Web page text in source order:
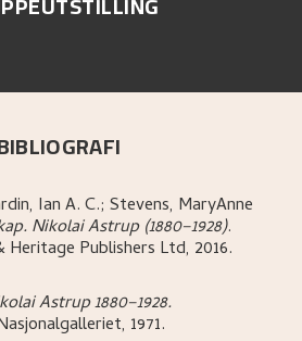
Ian A. C.; Stevens, MaryAnne
Nikolai Astrup (1880–1928).
Heritage Publishers Ltd, 2016.
Astrup 1880–1928.
1971.